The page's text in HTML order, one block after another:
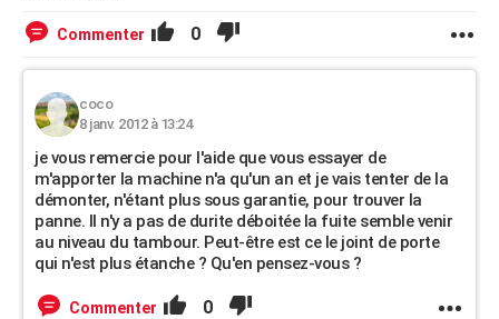
Commenter 0
coco
8 janv. 2012 à 13:24
je vous remercie pour l'aide que vous essayer de
m'apporter la machine n'a qu'un an et je vais tenter de la
démonter, n'étant plus sous garantie, pour trouver la
panne. Il n'y a pas de durite déboitée la fuite semble venir
au niveau du tambour. Peut-être est ce le joint de porte
qui n'est plus étanche ? Qu'en pensez-vous ?
Commenter 0